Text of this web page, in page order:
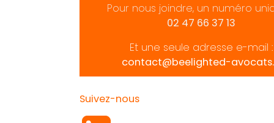
Pour nous joindre, un numéro
02 47 66 37 13
Et une seule adresse e-mail :
contact@beelighted-
Suivez-nous